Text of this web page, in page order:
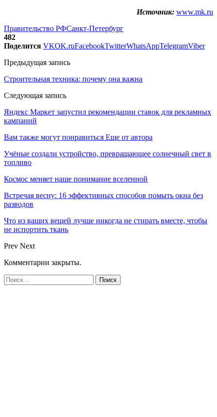
Источник: www.mk.ru
Правительство РФСанкт-Петербург
482
Поделится VKOK.ruFacebookTwitterWhatsAppTelegramViber
Предыдущая запись
Строительная техника: почему она важна
Следующая запись
Яндекс Маркет запустил рекомендации ставок для рекламных
кампаний
Вам также могут понравиться Еще от автора
Учёные создали устройство, превращающее солнечный свет в
топливо
Космос меняет наше понимание вселенной
Встречая весну: 16 эффективных способов помыть окна без
разводов
Что из ваших вещей лучше никогда не стирать вместе, чтобы
не испортить ткань
Prev Next
Комментарии закрыты.